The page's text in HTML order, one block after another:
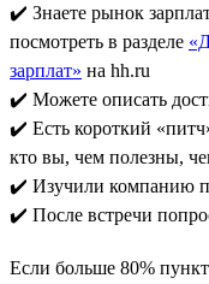
✔️ Знаете рынок
посмотреть в разделе
зарплат» на hh.ru
✔️ Можете описать
✔️ Есть короткий
кто вы, чем полезны,
✔️ Изучили компанию
✔️ После встречи
Если больше 80%